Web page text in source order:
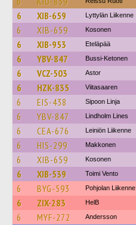
6 XIB-659 Lyttylän Liikenne
6 XIB-659 Kosonen
6 XIB-953 Eteläpää
6 YBV-847 Bussi-Ketonen
6 VCZ-503 Astor
6 HZK-835 Viitasaaren
6 EIS-438 Sipoon Linja
6 YBV-847 Lindholm Lines
6 CEA-676 Leiniön Liikenne
6 HIS-299 Makkonen
6 XIB-659 Kosonen
6 XIB-539 Toimi Vento
6 BYG-593 Pohjolan Liikenne
6 ZIX-283 HelB
6 MYF-272 Andersson